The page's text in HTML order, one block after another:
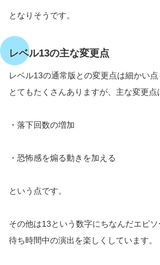
となりそうです。
レベル13の主な変更点
レベル13の通常版との変更点は細かい点
とてもたくさんありますが、主な変更点
・落下回数の増加
・恐怖感を煽る動きを加える
という点です。
その他は13という数字にちなんだエピ
待ち時間中の演出を楽しくしています。